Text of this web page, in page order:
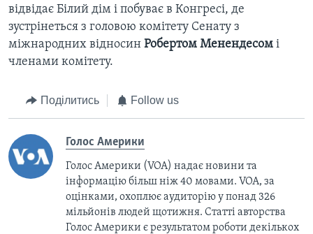
відвідає Білий дім і побуває в Конгресі, де
зустрінеться з головою комітету Сенату з
міжнародних відносин Робертом Менендесом і
членами комітету.
Поділитись Follow us
Голос Америки
Голос Америки (VOA) надає новини та
інформацію більш ніж 40 мовами. VOA, за
оцінками, охоплює аудиторію у понад 326
мільйонів людей щотижня. Статті авторства
Голос Америки є результатом роботи декількох